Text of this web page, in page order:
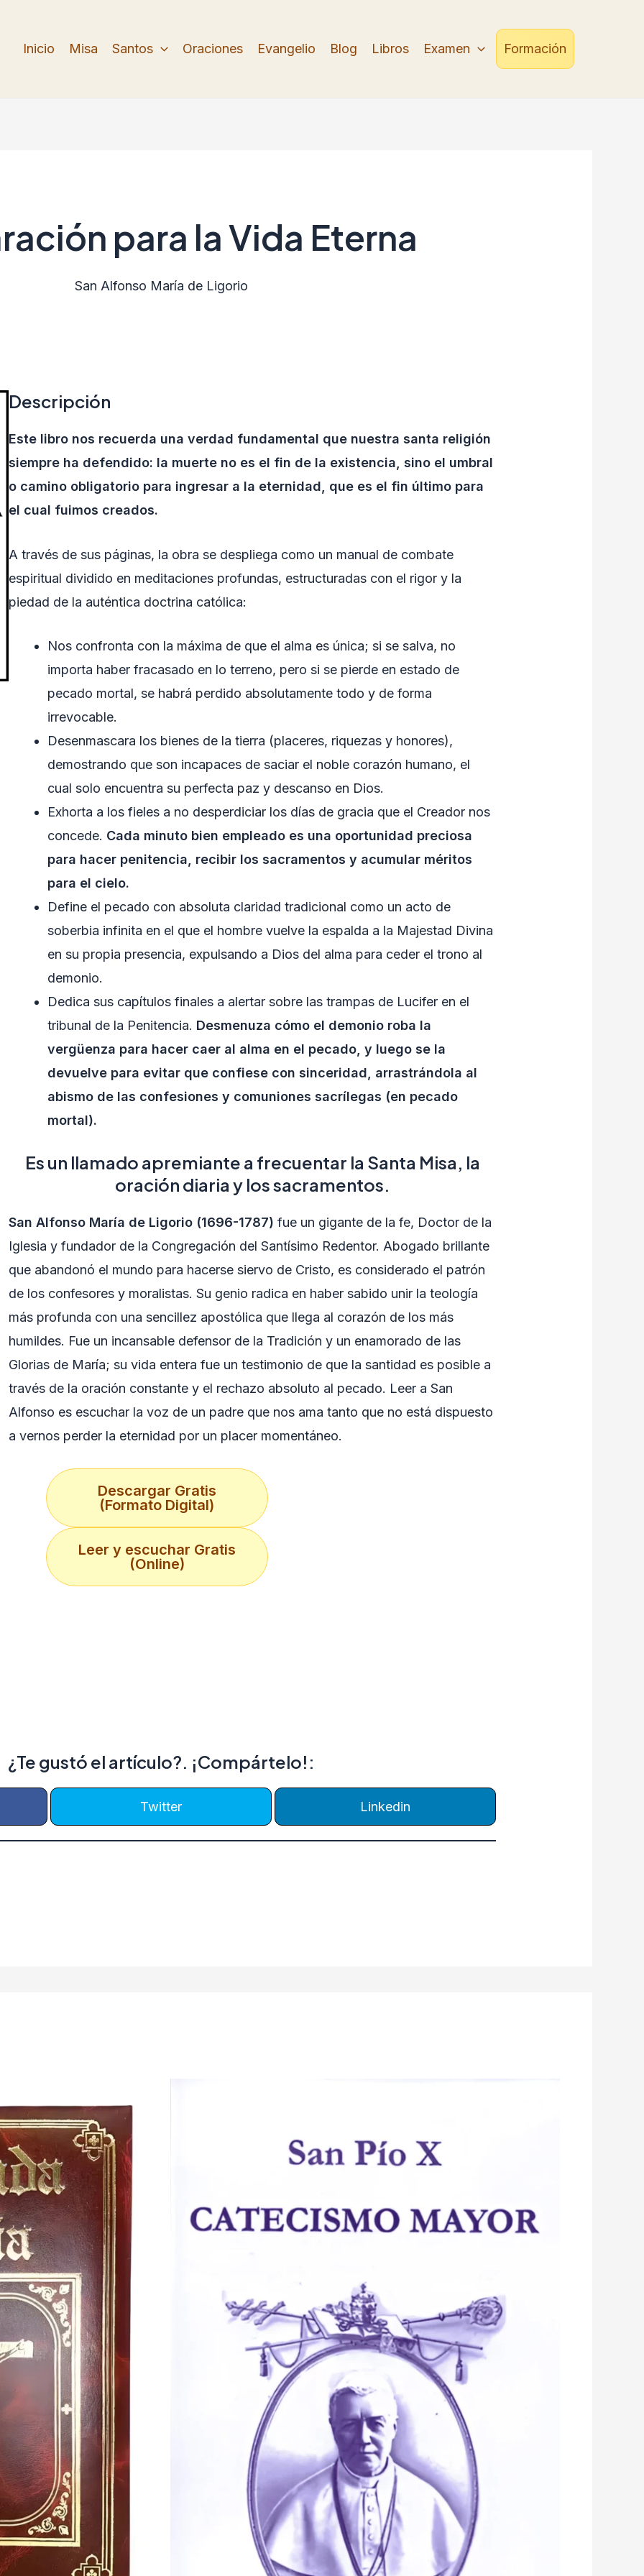
Inicio Misa Santos Oraciones Evangelio Blog Libros Examen Formación
para la Vida Eterna
San Alfonso María de Ligorio
Descripción
Este libro nos recuerda una verdad fundamental que nuestra santa religión
siempre ha defendido: la muerte no es el fin de la existencia, sino el umbral
o camino obligatorio para ingresar a la eternidad, que es el fin último para
el cual fuimos creados.
A través de sus páginas, la obra se despliega como un manual de combate
espiritual dividido en meditaciones profundas, estructuradas con el rigor y la
piedad de la auténtica doctrina católica:
Nos confronta con la máxima de que el alma es única; si se salva, no
importa haber fracasado en lo terreno, pero si se pierde en estado de
pecado mortal, se habrá perdido absolutamente todo y de forma
irrevocable.
Desenmascara los bienes de la tierra (placeres, riquezas y honores),
demostrando que son incapaces de saciar el noble corazón humano, el
cual solo encuentra su perfecta paz y descanso en Dios.
Exhorta a los fieles a no desperdiciar los días de gracia que el Creador nos
concede. Cada minuto bien empleado es una oportunidad preciosa
para hacer penitencia, recibir los sacramentos y acumular méritos
para el cielo.
Define el pecado con absoluta claridad tradicional como un acto de
soberbia infinita en el que el hombre vuelve la espalda a la Majestad Divina
en su propia presencia, expulsando a Dios del alma para ceder el trono al
demonio.
Dedica sus capítulos finales a alertar sobre las trampas de Lucifer en el
tribunal de la Penitencia. Desmenuza cómo el demonio roba la
vergüenza para hacer caer al alma en el pecado, y luego se la
devuelve para evitar que confiese con sinceridad, arrastrándola al
abismo de las confesiones y comuniones sacrílegas (en pecado
mortal).
Es un llamado apremiante a frecuentar la Santa Misa, la
oración diaria y los sacramentos.
San Alfonso María de Ligorio (1696-1787) fue un gigante de la fe, Doctor de la
Iglesia y fundador de la Congregación del Santísimo Redentor. Abogado brillante
que abandonó el mundo para hacerse siervo de Cristo, es considerado el patrón
de los confesores y moralistas. Su genio radica en haber sabido unir la teología
más profunda con una sencillez apostólica que llega al corazón de los más
humildes. Fue un incansable defensor de la Tradición y un enamorado de las
Glorias de María; su vida entera fue un testimonio de que la santidad es posible a
través de la oración constante y el rechazo absoluto al pecado. Leer a San
Alfonso es escuchar la voz de un padre que nos ama tanto que no está dispuesto
a vernos perder la eternidad por un placer momentáneo.
Descargar Gratis
(Formato Digital)
Leer y escuchar Gratis
(Online)
¿Te gustó el artículo?. ¡Compártelo!:
Twitter Linkedin